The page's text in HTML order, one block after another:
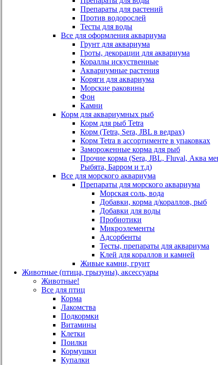
Препараты для растений
Против водорослей
Тесты для воды
Все для оформления аквариума
Грунт для аквариума
Гроты, декорации для аквариума
Кораллы искуственные
Аквариумные растения
Коряги для аквариума
Морские раковины
Фон
Камни
Корм для аквариумных рыб
Корм для рыб Tetra
Корм (Tetra, Sera, JBL в ведрах)
Корм Tetra в ассортименте в упаковках
Замороженные корма для рыб
Прочие корма (Sera, JBL, Fluval, Аква
Рыбята, Барром и т.д)
Все для морского аквариума
Препараты для морского аквариума
Морская соль, вода
Добавки, корма д/кораллов, рыб
Добавки для воды
Пробиотики
Микроэлементы
Адсорбенты
Тесты, препараты для аквариума
Клей для кораллов и камней
Живые камни, грунт
Животные (птица, грызуны), аксессуары
Животные!
Все для птиц
Корма
Лакомства
Подкормки
Витамины
Клетки
Поилки
Кормушки
Купалки